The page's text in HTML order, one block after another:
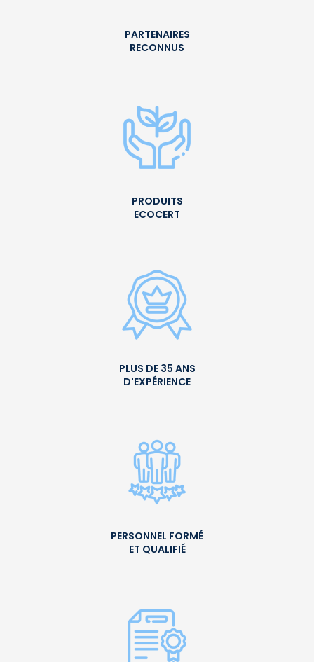
PARTENAIRES
RECONNUS
PRODUITS
ECOCERT
PLUS DE 35 ANS
D'EXPÉRIENCE
PERSONNEL FORMÉ
ET QUALIFIÉ